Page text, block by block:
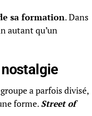
sa formation. Dans
autant qu’un
a parfois divisé,
forme. Street of